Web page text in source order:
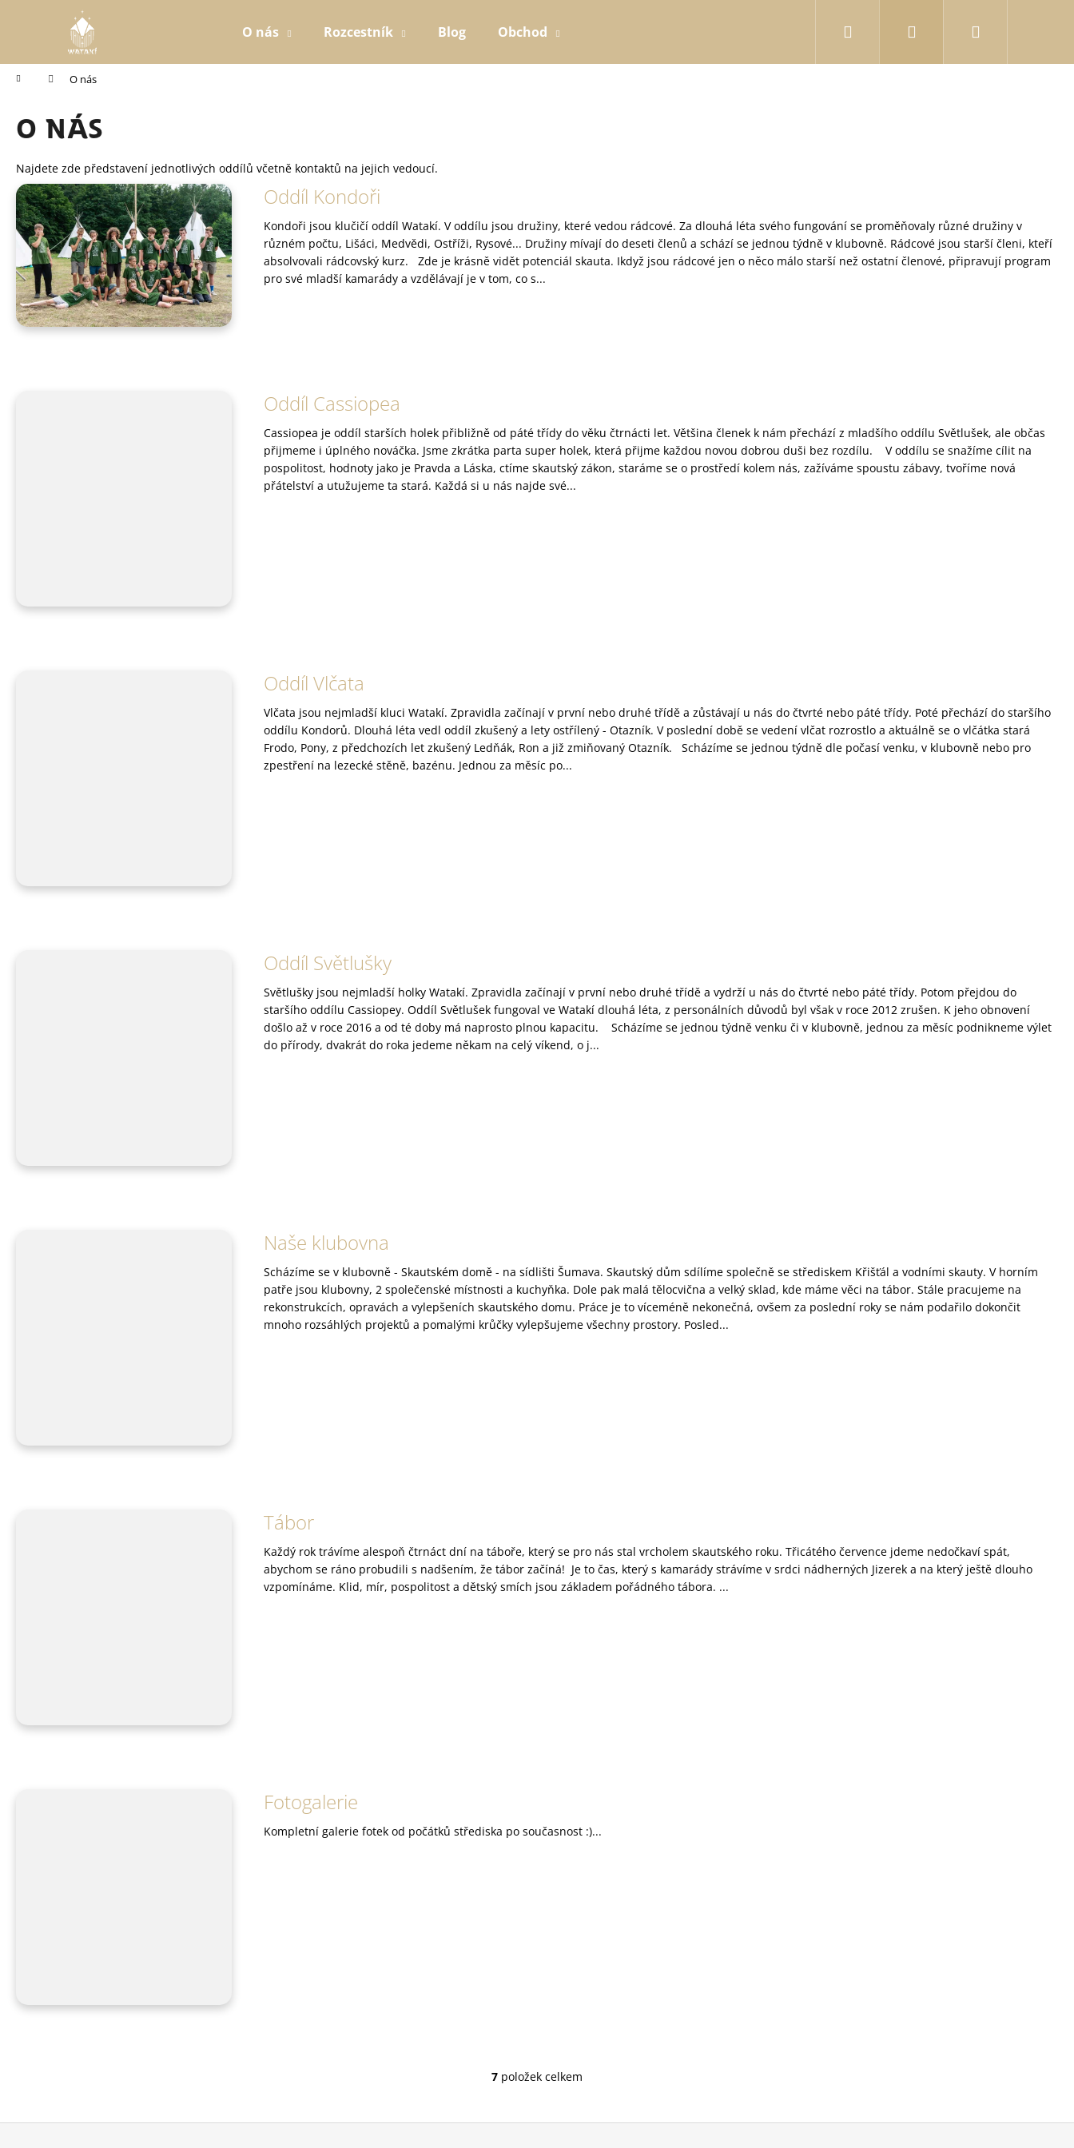
O nás Rozcestník Blog Obchod Přihlášení
Domů O nás
O nás
Najdete zde představení jednotlivých oddílů včetně kontaktů na jejich vedoucí.
V
ý
p
s
č
l
á
Oddíl Kondoři
Kondoři jsou klučičí oddíl Watakí. V oddílu jsou družiny, které vedou rádcové. Za dlouhá léta svého fungování se proměňovaly různé družiny v
různém počtu, Lišáci, Medvědi, Ostříži, Rysové... Družiny mívají do deseti členů a schází se jednou týdně v klubovně. Rádcové jsou starší členi, kteří
absolvovali rádcovský kurz. Zde je krásně vidět potenciál skauta. Ikdyž jsou rádcové jen o něco málo starší než ostatní členové, připravují program
pro své mladší kamarády a vzdělávají je v tom, co s...
Oddíl Cassiopea
Cassiopea je oddíl starších holek přibližně od páté třídy do věku čtrnácti let. Většina členek k nám přechází z mladšího oddílu Světlušek, ale občas
přijmeme i úplného nováčka. Jsme zkrátka parta super holek, která přijme každou novou dobrou duši bez rozdílu. V oddílu se snažíme cílit na
pospolitost, hodnoty jako je Pravda a Láska, ctíme skautský zákon, staráme se o prostředí kolem nás, zažíváme spoustu zábavy, tvoříme nová
přátelství a utužujeme ta stará. Každá si u nás najde své...
Oddíl Vlčata
Vlčata jsou nejmladší kluci Watakí. Zpravidla začínají v první nebo druhé třídě a zůstávají u nás do čtvrté nebo páté třídy. Poté přechází do staršího
oddílu Kondorů. Dlouhá léta vedl oddíl zkušený a lety ostřílený - Otazník. V poslední době se vedení vlčat rozrostlo a aktuálně se o vlčátka stará
Frodo, Pony, z předchozích let zkušený Ledňák, Ron a již zmiňovaný Otazník. Scházíme se jednou týdně dle počasí venku, v klubovně nebo pro
zpestření na lezecké stěně, bazénu. Jednou za měsíc po...
Oddíl Světlušky
Světlušky jsou nejmladší holky Watakí. Zpravidla začínají v první nebo druhé třídě a vydrží u nás do čtvrté nebo páté třídy. Potom přejdou do
staršího oddílu Cassiopey. Oddíl Světlušek fungoval ve Watakí dlouhá léta, z personálních důvodů byl však v roce 2012 zrušen. K jeho obnovení
došlo až v roce 2016 a od té doby má naprosto plnou kapacitu. Scházíme se jednou týdně venku či v klubovně, jednou za měsíc podnikneme výlet
do přírody, dvakrát do roka jedeme někam na celý víkend, o j...
Naše klubovna
Scházíme se v klubovně - Skautském domě - na sídlišti Šumava. Skautský dům sdílíme společně se střediskem Křišťál a vodními skauty. V horním
patře jsou klubovny, 2 společenské místnosti a kuchyňka. Dole pak malá tělocvična a velký sklad, kde máme věci na tábor. Stále pracujeme na
rekonstrukcích, opravách a vylepšeních skautského domu. Práce je to víceméně nekonečná, ovšem za poslední roky se nám podařilo dokončit
mnoho rozsáhlých projektů a pomalými krůčky vylepšujeme všechny prostory. Posled...
Tábor
Každý rok trávíme alespoň čtrnáct dní na táboře, který se pro nás stal vrcholem skautského roku. Třicátého července jdeme nedočkaví spát,
abychom se ráno probudili s nadšením, že tábor začíná! Je to čas, který s kamarády strávíme v srdci nádherných Jizerek a na který ještě dlouho
vzpomínáme. Klid, mír, pospolitost a dětský smích jsou základem pořádného tábora. ...
Fotogalerie
Kompletní galerie fotek od počátků střediska po současnost :)...
O
l
7 položek celkem
í
Zpět
obchodu
Zpět
obchodu